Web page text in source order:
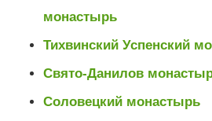
монастырь
Тихвинский Успенский
Свято-Данилов
Соловецкий монастырь